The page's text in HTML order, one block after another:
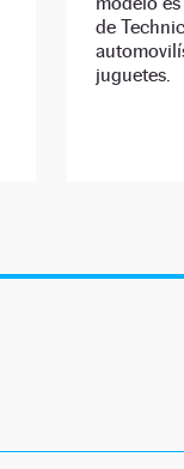
de
juguetes.